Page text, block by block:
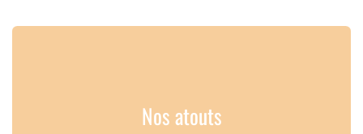
Nos atouts